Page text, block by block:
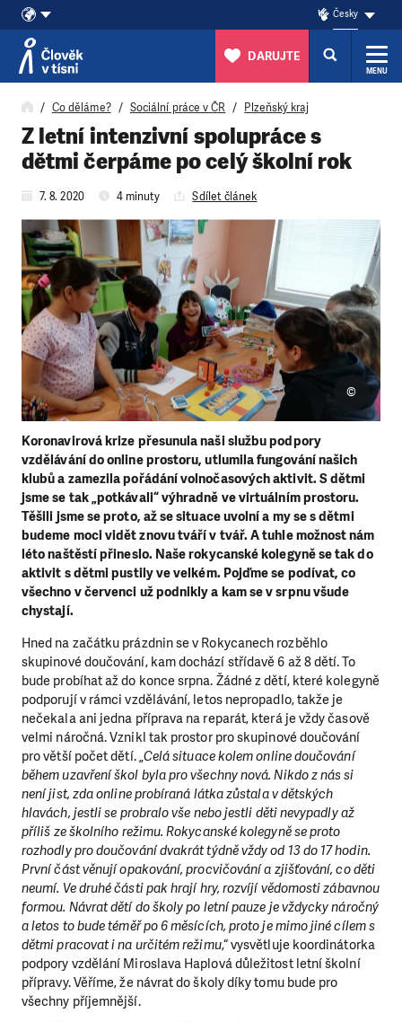
Přeskočit na obsah
Česky
DARUJTE
MENU
Co děláme? Sociální práce v ČR Plzeňský kraj
Z letní intenzivní spolupráce s
dětmi čerpáme po celý školní rok
7. 8. 2020 4 minuty Sdílet článek
Koronavirová krize přesunula naši službu podpory
vzdělávání do online prostoru, utlumila fungování našich
klubů a zamezila pořádání volnočasových aktivit. S dětmi
jsme se tak „potkávali“ výhradně ve virtuálním prostoru.
Těšili jsme se proto, až se situace uvolní a my se s dětmi
budeme moci vidět znovu tváří v tvář. A tuhle možnost nám
léto naštěstí přineslo. Naše rokycanské kolegyně se tak do
aktivit s dětmi pustily ve velkém. Pojďme se podívat, co
všechno v červenci už podnikly a kam se v srpnu všude
chystají.
©
Hned na začátku prázdnin se v Rokycanech rozběhlo
skupinové doučování, kam dochází střídavě 6 až 8 dětí. To
bude probíhat až do konce srpna. Žádné z dětí, které kolegyně
podporují v rámci vzdělávání, letos nepropadlo, takže je
nečekala ani jedna příprava na reparát, která je vždy časově
velmi náročná. Vznikl tak prostor pro skupinové doučování
pro větší počet dětí. „Celá situace kolem online doučování
během uzavření škol byla pro všechny nová. Nikdo z nás si
není jist, zda online probíraná látka zůstala v dětských
hlavách, jestli se probralo vše nebo jestli děti nevypadly až
příliš ze školního režimu. Rokycanské kolegyně se proto
rozhodly pro doučování dvakrát týdně vždy od 13 do 17 hodin.
První část věnují opakování, procvičování a zjišťování, co děti
neumí. Ve druhé části pak hrají hry, rozvíjí vědomosti zábavnou
formou. Návrat dětí do školy po letní pauze je vždycky náročný
a letos to bude téměř po 6 měsících, proto je mimo jiné cílem s
dětmi pracovat i na určitém režimu,“ vysvětluje koordinátorka
podpory vzdělání Miroslava Haplová důležitost letní školní
přípravy. Věříme, že návrat do školy díky tomu bude pro
všechny příjemnější.